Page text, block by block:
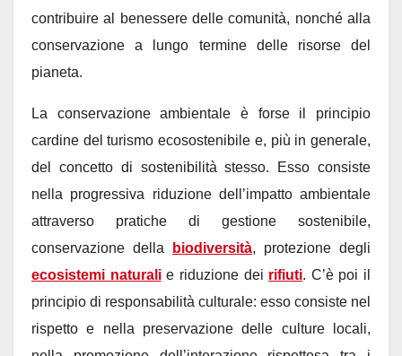
contribuire al benessere delle comunità, nonché alla
conservazione a lungo termine delle risorse del
pianeta.
La conservazione ambientale è forse il principio
cardine del turismo ecosostenibile e, più in generale,
del concetto di sostenibilità stesso. Esso consiste
nella progressiva riduzione dell’impatto ambientale
attraverso pratiche di gestione sostenibile,
conservazione della
biodiversità, protezione degli
ecosistemi naturalie riduzione dei rifiuti. C’è poi il
principio di responsabilità culturale: esso consiste nel
rispetto e nella preservazione delle culture locali,